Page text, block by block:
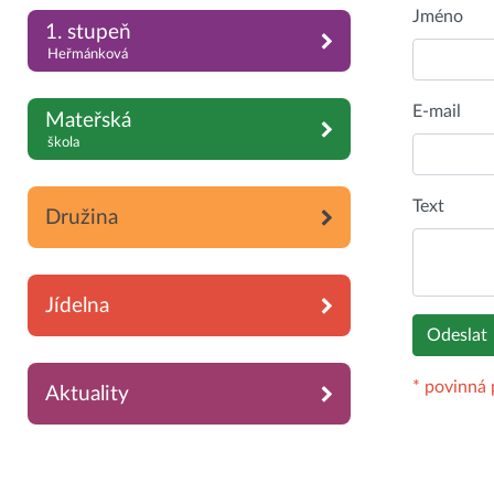
1. stupeň
Heřmánková
Mateřská
škola
Družina
Jídelna
Aktuality
Jméno
E-mail
Text
* povinná